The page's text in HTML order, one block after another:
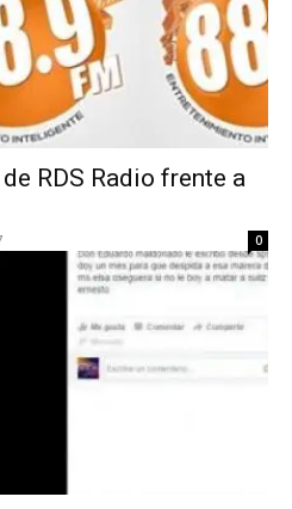
RDS Radio frente a
0